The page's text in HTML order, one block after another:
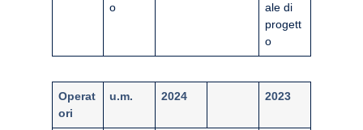
o
ale di
progett
o
Operat
ori
u.m. 2024 2023